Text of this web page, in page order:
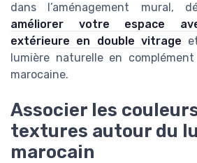
dans l’aménagement mural,
améliorer votre espace
extérieure en double vitrage
lumière naturelle en
marocaine.
Associer les
textures autour du
marocain